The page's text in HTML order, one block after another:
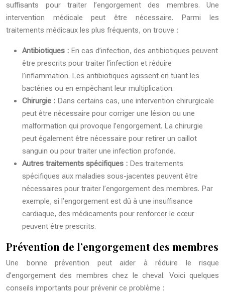
suffisants pour traiter l’engorgement des membres. Une
intervention médicale peut être nécessaire. Parmi les
traitements médicaux les plus fréquents, on trouve :
Antibiotiques : En cas d’infection, des antibiotiques peuvent
être prescrits pour traiter l’infection et réduire
l’inflammation. Les antibiotiques agissent en tuant les
bactéries ou en empêchant leur multiplication.
Chirurgie : Dans certains cas, une intervention chirurgicale
peut être nécessaire pour corriger une lésion ou une
malformation qui provoque l’engorgement. La chirurgie
peut également être nécessaire pour retirer un caillot
sanguin ou pour traiter une infection profonde.
Autres traitements spécifiques : Des traitements
spécifiques aux maladies sous-jacentes peuvent être
nécessaires pour traiter l’engorgement des membres. Par
exemple, si l’engorgement est dû à une insuffisance
cardiaque, des médicaments pour renforcer le cœur
peuvent être prescrits.
Prévention de l’engorgement des membres
Une bonne prévention peut aider à réduire le risque
d’engorgement des membres chez le cheval. Voici quelques
conseils importants pour prévenir ce problème :